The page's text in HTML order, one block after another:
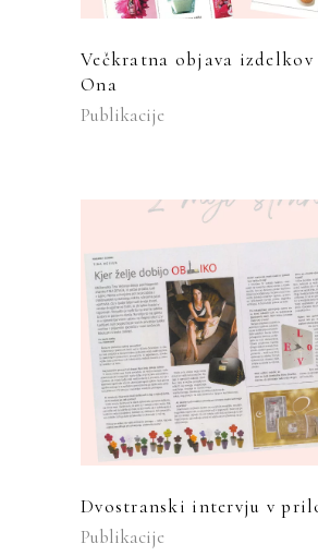
Večkratna objava
Ona
Publikacije
Dvostranski intervju v
Publikacije